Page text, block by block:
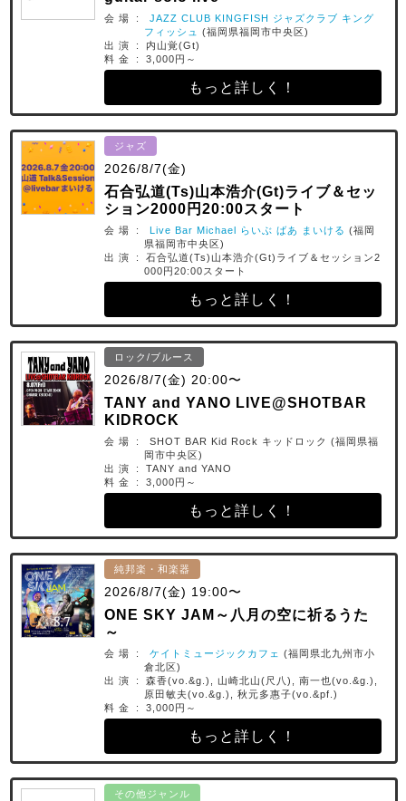
会 場 : JAZZ CLUB KINGFISH ジャズクラブ キング
フィッシュ
(福岡県福岡市中央区)
出 演 : 内山覚(Gt)
料 金 : 3,000円～
もっと詳しく！
ジャズ
2026/8/7(金)
石合弘道(Ts)山本浩介(Gt)ライブ＆セッ
ション2000円20:00スタート
会 場 : Live Bar Michael らいぶ ばあ まいける (福岡
県福岡市中央区)
出 演 : 石合弘道(Ts)山本浩介(Gt)ライブ＆セッション2
000円20:00スタート
もっと詳しく！
ロック/ブルース
2026/8/7(金) 20:00〜
TANY and YANO LIVE@SHOTBAR
KIDROCK
会 場 : SHOT BAR Kid Rock キッドロック (福岡県福
岡市中央区)
出 演 : TANY and YANO
料 金 : 3,000円～
もっと詳しく！
純邦楽・和楽器
2026/8/7(金) 19:00〜
ONE SKY JAM～八月の空に祈るうた
～
会 場 : ケイトミュージックカフェ (福岡県北九州市小
倉北区)
出 演 : 森香(vo.&g.), 山崎北山(尺八), 南一也(vo.&g.),
原田敏夫(vo.&g.), 秋元多惠子(vo.&pf.)
料 金 : 3,000円～
もっと詳しく！
その他ジャンル